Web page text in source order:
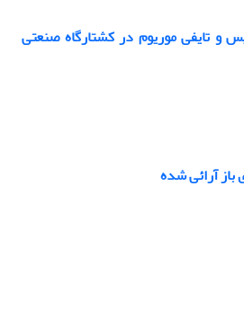
و تایفی موریوم در کشتارگاه صنعتی